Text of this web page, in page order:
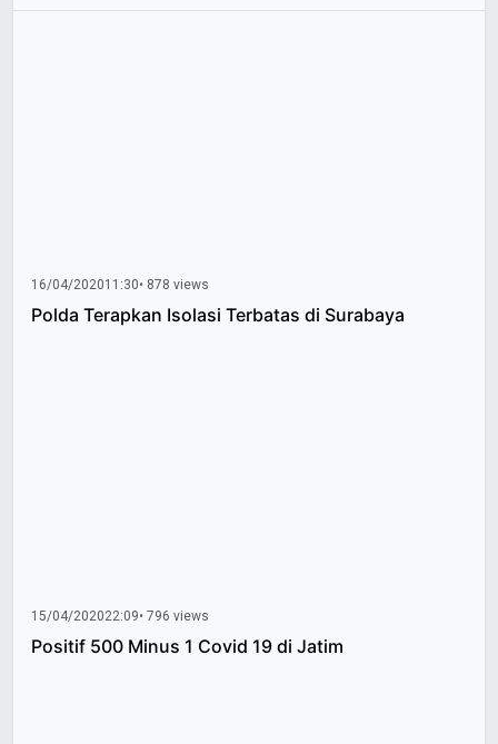
16/04/202011:30• 878 views
Polda Terapkan Isolasi Terbatas di Surabaya
15/04/202022:09• 796 views
Positif 500 Minus 1 Covid 19 di Jatim